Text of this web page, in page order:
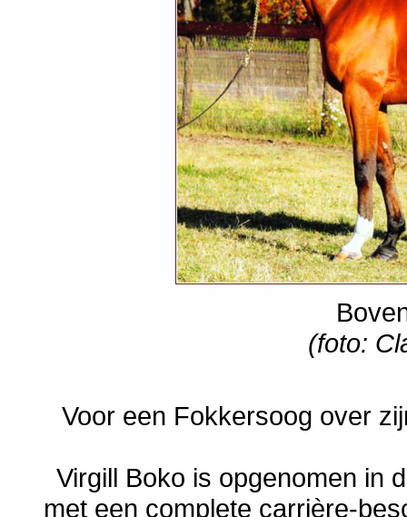
(foto:
Voor een Fokkersoog over
Virgill Boko is opgenomen in
met een complete carrière-